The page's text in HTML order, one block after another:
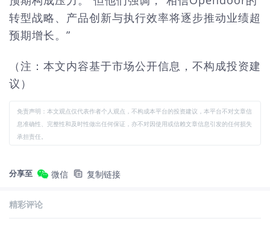
转型战略、产品创新与执行效率将逐步推动业绩超
预期增长。”
（注：本文内容基于市场公开信息，不构成投资建
议）
免责声明：本文观点仅代表作者个人观点，不构成本平台的投资建议，本平台不对文章信
息准确性、完整性和及时性做出任何保证，亦不对因使用或信赖文章信息引发的任何损失
承担责任。
分享至 微信 复制链接
精彩评论